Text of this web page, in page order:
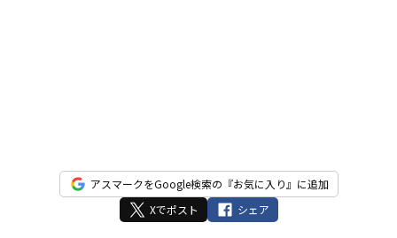
アスマークをGoogle検索の『お気に入り』に追加
Xでポスト
シェア